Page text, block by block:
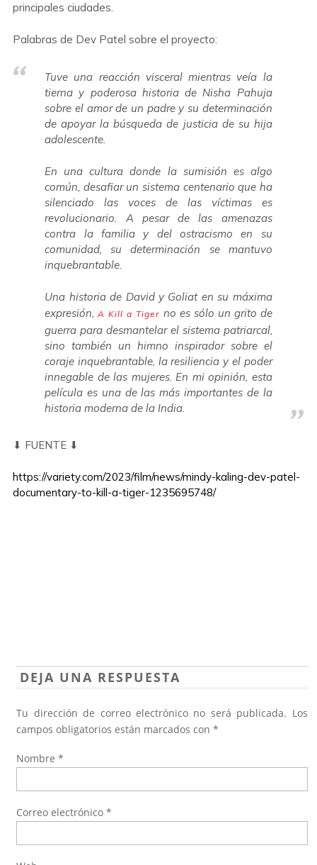
principales ciudades.
Palabras de Dev Patel sobre el proyecto:
Tuve una reacción visceral mientras veía la
tierna y poderosa historia de Nisha Pahuja
sobre el amor de un padre y su determinación
de apoyar la búsqueda de justicia de su hija
adolescente.
En una cultura donde la sumisión es algo
común, desafiar un sistema centenario que ha
silenciado las voces de las víctimas es
revolucionario. A pesar de las amenazas
contra la familia y del ostracismo en su
comunidad, su determinación se mantuvo
inquebrantable.
Una historia de David y Goliat en su máxima
expresión,A Kill a Tiger no es sólo un grito de
guerra para desmantelar el sistema patriarcal,
sino también un himno inspirador sobre el
coraje inquebrantable, la resiliencia y el poder
innegable de las mujeres. En mi opinión, esta
película es una de las más importantes de la
historia moderna de la India.
⬇ FUENTE ⬇
https://variety.com/2023/film/news/mindy-kaling-dev-patel-
documentary-to-kill-a-tiger-1235695748/
DEJA UNA RESPUESTA
Tu dirección de correo electrónico no será publicada. Los
campos obligatorios están marcados con*
Nombre*
Correo electrónico*